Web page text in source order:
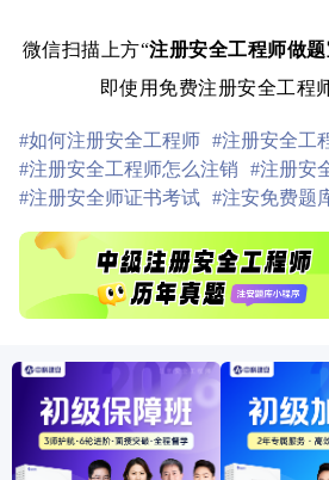
微信扫描上方“注册安全工程师做
即使用免费注册安全工程
#如何注册安全工程师 #注册安全工
#注册安全工程师怎么注销
#注册安
#注册安全师证书考试 #注安免费题